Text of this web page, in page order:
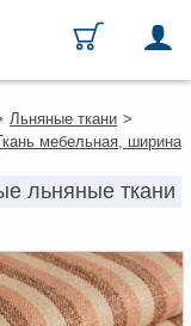
Льняные ткани >
мебельная, ширина
льняные ткани